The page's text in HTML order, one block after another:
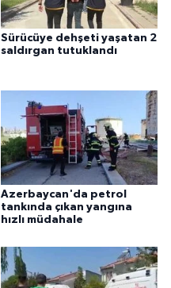
Sürücüye dehşeti yaşatan 2
saldırgan tutuklandı
Azerbaycan'da petrol
tankında çıkan yangına
hızlı müdahale